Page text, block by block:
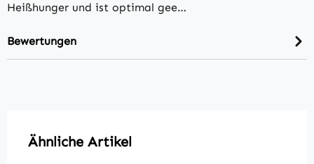
Heißhunger und ist optimal gee…
Bewertungen
Produktgalerie überspringen
Ähnliche Artikel